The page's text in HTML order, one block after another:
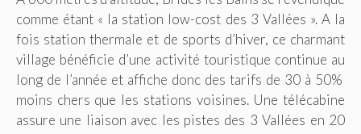
comme étant « la station low-cost des 3 Vallées ». A la
fois station thermale et de sports d’hiver, ce charmant
village bénéficie d’une activité touristique continue au
long de l’année et affiche donc des tarifs de 30 à 50%
moins chers que les stations voisines. Une télécabine
assure une liaison avec les pistes des 3 Vallées en 20